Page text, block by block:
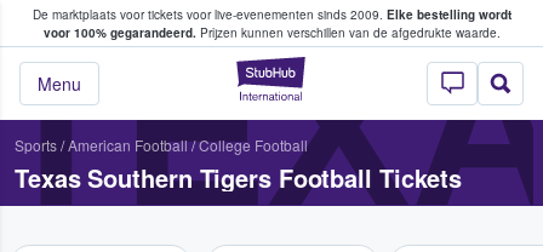
De marktplaats voor tickets voor live-evenementen sinds 2009. Elke bestelling wordt
voor 100% gegarandeerd.Prijzen kunnen verschillen van de afgedrukte waarde.
StubHub: waar
Menu
tickets kopen en verkopen
Sports/American Football/College Football
Texas Southern Tigers Football Tickets